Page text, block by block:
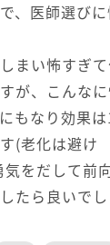
、医師選び
まい怖すぎ
が、こんな
もなり効果
(老化は避け
をだして前
たら良いでし